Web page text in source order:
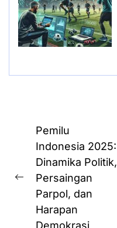
Post
navigation
Previous
post:
Pemilu
Indonesia 2025:
Dinamika Politik,
Persaingan
Parpol, dan
Harapan
Demokrasi